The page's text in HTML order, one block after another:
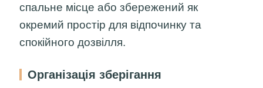
спальне місце або збережений як
окремий простір для відпочинку та
спокійного дозвілля.
Організація зберігання